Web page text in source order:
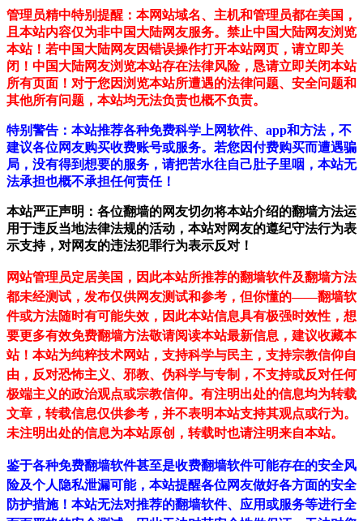
管理员精中特别提醒：本网站域名、主机和管理员都在美国，
且本站内容仅为非中国大陆网友服务。禁止中国大陆网友浏览
本站！若中国大陆网友因错误操作打开本站网页，请立即关
闭！中国大陆网友浏览本站存在法律风险，恳请立即关闭本站
所有页面！对于您因浏览本站所遭遇的法律问题、安全问题和
其他所有问题，本站均无法负责也概不负责。
特别警告：本站推荐各种免费科学上网软件、app和方法，不
建议各位网友购买收费账号或服务。若您因付费购买而遭遇骗
局，没有得到想要的服务，请把苦水往自己肚子里咽，本站无
法承担也概不承担任何责任！
本站严正声明：各位翻墙的网友切勿将本站介绍的翻墙方法运
用于违反当地法律法规的活动，本站对网友的遵纪守法行为表
示支持，对网友的违法犯罪行为表示反对！
网站管理员定居美国，因此本站所推荐的翻墙软件及翻墙方法
都未经测试，发布仅供网友测试和参考，但你懂的——翻墙软
件或方法随时有可能失效，因此本站信息具有极强时效性，想
要更多有效免费翻墙方法敬请阅读本站最新信息，建议收藏本
站！ 本站为纯粹技术网站，支持科学与民主，支持宗教信仰自
由，反对恐怖主义、邪教、伪科学与专制，不支持或反对任何
极端主义的政治观点或宗教信仰。有注明出处的信息均为转载
文章，转载信息仅供参考，并不表明本站支持其观点或行为。
未注明出处的信息为本站原创，转载时也请注明来自本站。
鉴于各种免费翻墙软件甚至是收费翻墙软件可能存在的安全风
险及个人隐私泄漏可能，本站提醒各位网友做好各方面的安全
防护措施！本站无法对推荐的翻墙软件、应用或服务等进行全